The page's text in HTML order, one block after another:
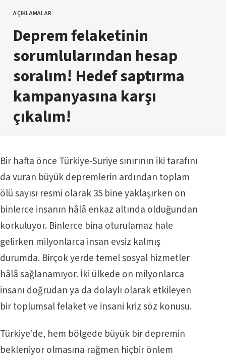
KATEGORI
AÇIKLAMALAR
Deprem felaketinin
sorumlularından hesap
soralım! Hedef saptırma
kampanyasına karşı
çıkalım!
Bir hafta önce Türkiye-Suriye sınırının iki tarafını
da vuran büyük depremlerin ardından toplam
ölü sayısı resmi olarak 35 bine yaklaşırken on
binlerce insanın hâlâ enkaz altında olduğundan
korkuluyor. Binlerce bina oturulamaz hale
gelirken milyonlarca insan evsiz kalmış
durumda. Birçok yerde temel sosyal hizmetler
hâlâ sağlanamıyor. İki ülkede on milyonlarca
insanı doğrudan ya da dolaylı olarak etkileyen
bir toplumsal felaket ve insani kriz söz konusu.
Türkiye’de, hem bölgede büyük bir depremin
bekleniyor olmasına rağmen hiçbir önlem